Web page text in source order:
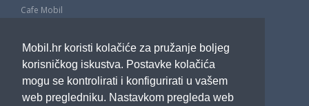
Mobil.hr koristi kolačiće za pružanje boljeg
korisničkog iskustva. Postavke kolačića
mogu se kontrolirati i konfigurirati u vašem
web pregledniku. Nastavkom pregleda web
Cafe Mobil
Impressum
Marketing
Pravne odredbe
Izjava o privatnosti